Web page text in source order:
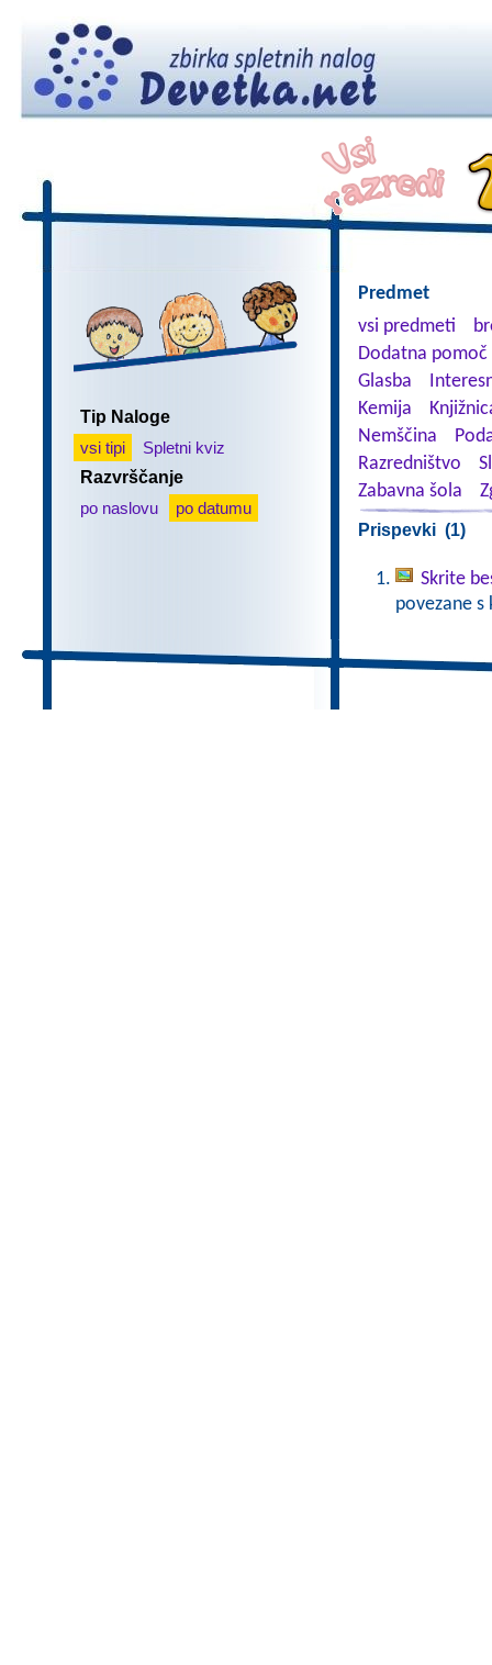
Tip Naloge
vsi tipi
Spletni kviz
Razvrščanje
po naslovu
po datumu
Predmet
vsi predmeti
Dodatna
Glasba
Kemija
Nemščina
Razredništvo
Zabavna šola
Prispevki (1)
Skrite
povezane s